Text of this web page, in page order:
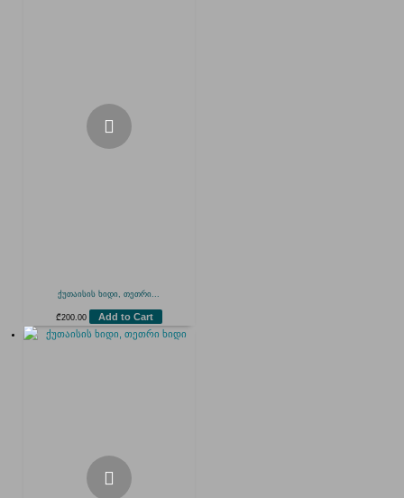
ქუთაისის ხიდი, თეთრი...
₾200.00 Add to Cart